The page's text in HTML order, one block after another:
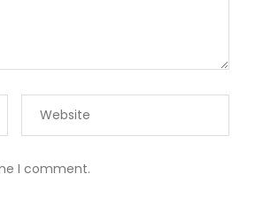
I comment.